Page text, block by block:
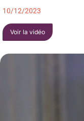
10/12/2023
Voir la vidéo